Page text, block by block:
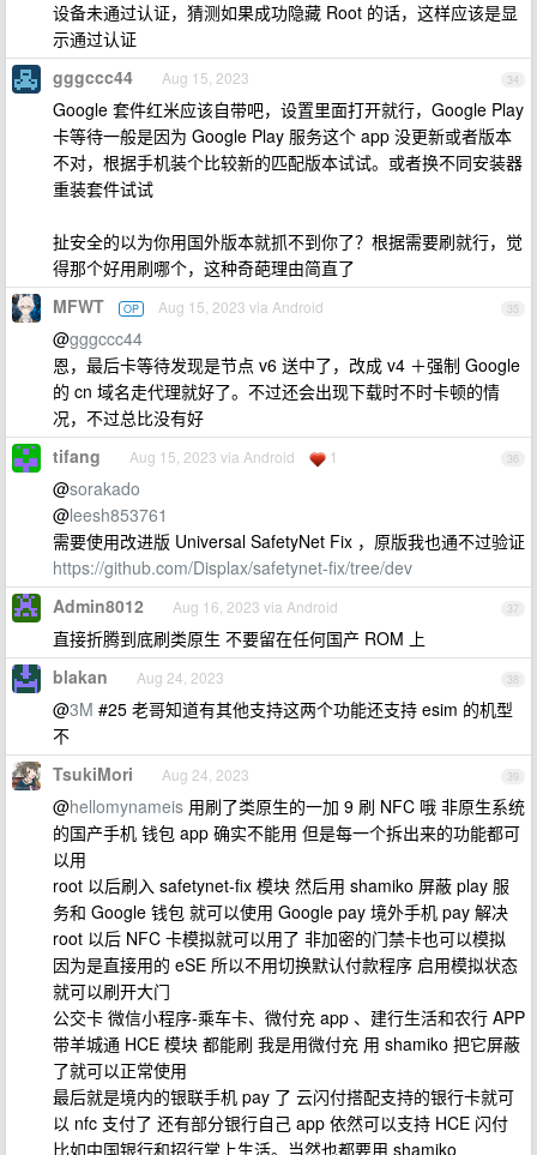
设备未通过认证，猜测如果成功隐藏 Root 的话，这样应该是显
示通过认证
34
gggccc44 Aug 15, 2023
Google 套件红米应该自带吧，设置里面打开就行，Google Play
卡等待一般是因为 Google Play 服务这个 app 没更新或者版本
不对，根据手机装个比较新的匹配版本试试。或者换不同安装器
重装套件试试
扯安全的以为你用国外版本就抓不到你了？根据需要刷就行，觉
得那个好用刷哪个，这种奇葩理由简直了
35
MFWT OP Aug 15, 2023 via Android
@gggccc44
恩，最后卡等待发现是节点 v6 送中了，改成 v4 ＋强制 Google
的 cn 域名走代理就好了。不过还会出现下载时不时卡顿的情
况，不过总比没有好
36
tifang Aug 15, 2023 via Android 1
@sorakado
@leesh853761
需要使用改进版 Universal SafetyNet Fix ，原版我也通不过验证
https://github.com/Displax/safetynet-fix/tree/dev
37
Admin8012 Aug 16, 2023 via Android
直接折腾到底刷类原生 不要留在任何国产 ROM 上
38
blakan Aug 24, 2023
@3M #25 老哥知道有其他支持这两个功能还支持 esim 的机型
不
39
TsukiMori Aug 24, 2023
@hellomynameis 用刷了类原生的一加 9 刷 NFC 哦 非原生系统
的国产手机 钱包 app 确实不能用 但是每一个拆出来的功能都可
以用
root 以后刷入 safetynet-fix 模块 然后用 shamiko 屏蔽 play 服
务和 Google 钱包 就可以使用 Google pay 境外手机 pay 解决
root 以后 NFC 卡模拟就可以用了 非加密的门禁卡也可以模拟
因为是直接用的 eSE 所以不用切换默认付款程序 启用模拟状态
就可以刷开大门
公交卡 微信小程序-乘车卡、微付充 app 、建行生活和农行 APP
带羊城通 HCE 模块 都能刷 我是用微付充 用 shamiko 把它屏蔽
了就可以正常使用
最后就是境内的银联手机 pay 了 云闪付搭配支持的银行卡就可
以 nfc 支付了 还有部分银行自己 app 依然可以支持 HCE 闪付
比如中国银行和招行掌上生活。当然也都要用 shamiko